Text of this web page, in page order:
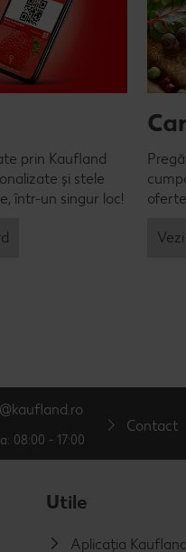
prin Kaufland
și stele
într-un singur loc!
08:00 - 17:00
Contact
Utile
Aplicația Kaufland